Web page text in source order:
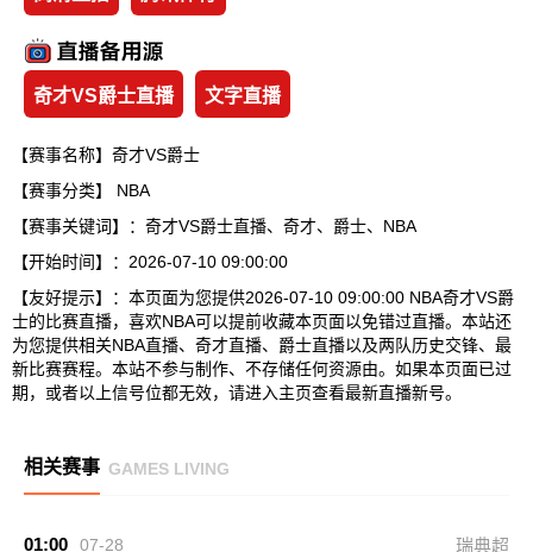
奇才VS爵士直播 文字直播
【赛事名称】奇才VS爵士
【赛事分类】 NBA
【赛事关键词】：奇才VS爵士直播、奇才、爵士、NBA
【开始时间】：2026-07-10 09:00:00
【友好提示】：本页面为您提供2026-07-10 09:00:00 NBA奇才VS爵
士的比赛直播，喜欢NBA可以提前收藏本页面以免错过直播。本站还
为您提供相关NBA直播、奇才直播、爵士直播以及两队历史交锋、最
新比赛赛程。本站不参与制作、不存储任何资源由。如果本页面已过
期，或者以上信号位都无效，请进入主页查看最新直播新号。
相关赛事 GAMES LIVING
01:00 07-28 瑞典超